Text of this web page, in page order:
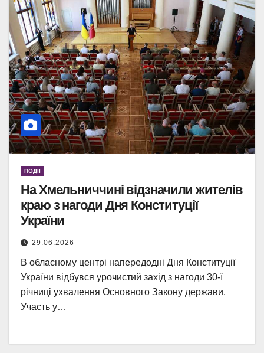
ПОДІЇ
На Хмельниччині відзначили жителів
краю з нагоди Дня Конституції
України
29.06.2026
В обласному центрі напередодні Дня Конституції
України відбувся урочистий захід з нагоди 30-ї
річниці ухвалення Основного Закону держави.
Участь у…